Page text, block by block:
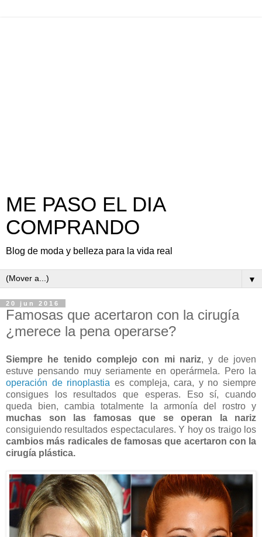
ME PASO EL DIA
COMPRANDO
Blog de moda y belleza para la vida real
▼
20 jun 2016
Famosas que acertaron con la cirugía
¿merece la pena operarse?
Siempre he tenido complejo con mi nariz, y de joven
estuve pensando muy seriamente en operármela. Pero la
operación de rinoplastia es compleja, cara, y no siempre
consigues los resultados que esperas. Eso sí, cuando
queda bien, cambia totalmente la armonía del rostro y
muchas son las famosas que se operan la nariz
consiguiendo resultados espectaculares. Y hoy os traigo los
cambios más radicales de famosas que acertaron con la
cirugía plástica.